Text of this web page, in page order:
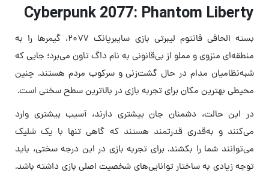
Cyberpunk 2077: Phantom Liberty
بسته‌ الحاقی فانتوم لیبرتی بازی سایبرپانک ۲۰۷۷، گیمرها را به
منطقه‌ای منزوی و مملو از بی‌قانونی به نام داگ تاون می‌برد؛ جایی که
شبه‌نظامیان مدام در حال گشت‌زنی و سرکوب مردم هستند. چنین
محیطی بهترین مکان برای تجربه بازی در بالاترین سطح سختی است.
در این حالت، دشمنان جان بیشتری دارند، آسیب بیشتری وارد
می‌کنند و به‌قدری قدرتمند هستند که گاهی تنها با یک شلیک
می‌توانند شما را بکشند. برای تجربه بازی در این درجه سختی، باید
توجه زیادی به ساختار توانایی‌های شخصیت اصلی بازی داشته باشد.